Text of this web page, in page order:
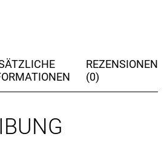
REZENSIONEN
(0)